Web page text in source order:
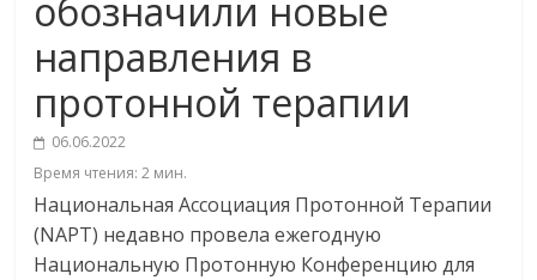
обозначили новые
направления в
протонной терапии
06.06.2022
Время чтения:2 мин.
Национальная Ассоциация Протонной Терапии
(NAPT) недавно провела ежегодную
Национальную Протонную Конференцию для